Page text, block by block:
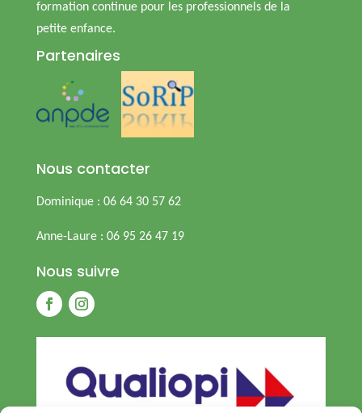
formation continue pour les professionnels de la
petite enfance.
Partenaires
Nous contacter
Dominique : 06 64 30 57 62
Anne-Laure : 06 95 26 47 19
Nous suivre